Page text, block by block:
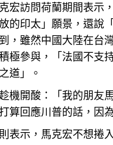
宏訪問荷蘭期間表示
的印太」願景，還說
，雖然中國大陸在台
極參與，「法國不支
道」。
機開酸：「我的朋友
算回應川普的話，因
表示，馬克宏不想捲